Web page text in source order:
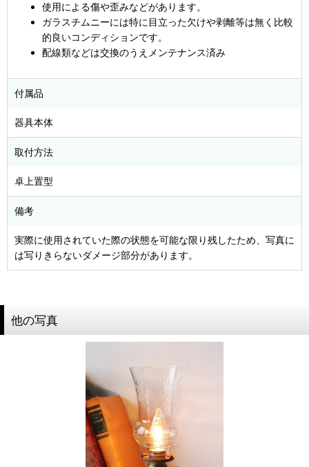
使用による傷や歪みなどがあります。
ガラスチムニーには特に目立った欠けや剥離等は無く比較
的良いコンディションです。
配線類などは交換のうえメンテナンス済み
付属品
器具本体
取付方法
卓上置型
備考
実際に使用されていた際の状態を可能な限り残したため、写真に
は写りきらないダメージ部分があります。
他の写真